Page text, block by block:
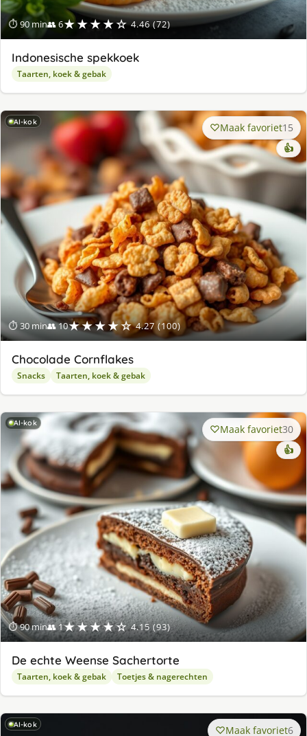
⏱ 90 min👥 6★★★★☆ 4.46 (72)
Indonesische spekkoek
Taarten, koek & gebak
AI-kok
⏱ 30 min👥 10★★★★☆ 4.27 (100)
Maak favoriet15
👍
Chocolade Cornflakes
Snacks Taarten, koek & gebak
AI-kok
⏱ 90 min👥 1★★★★☆ 4.15 (93)
Maak favoriet30
👍
De echte Weense Sachertorte
Taarten, koek & gebak Toetjes & nagerechten
AI-kok Maak favoriet6